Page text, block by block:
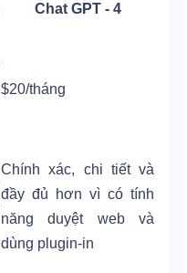
Chat GPT - 4
$20/tháng
Chính xác, chi tiết và
đầy đủ hơn vì có tính
năng duyệt web và
dùng plugin-in